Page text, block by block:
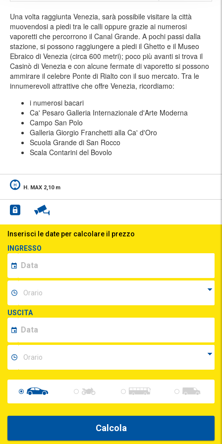
Una volta raggiunta Venezia, sarà possibile visitare la città
muovendosi a piedi tra le calli oppure grazie ai numerosi
vaporetti che percorrono il Canal Grande. A pochi passi dalla
stazione, si possono raggiungere a piedi il Ghetto e il Museo
Ebraico di Venezia (circa 600 metri); poco più avanti si trova il
Casinò di Venezia e con alcune fermate di vaporetto si possono
ammirare il celebre Ponte di Rialto con il suo mercato. Tra le
innumerevoli attrattive che offre Venezia, ricordiamo:
i numerosi bacari
Ca' Pesaro Galleria Internazionale d'Arte Moderna
Campo San Polo
Galleria Giorgio Franchetti alla Ca' d'Oro
Scuola Grande di San Rocco
Scala Contarini del Bovolo
H. MAX 2,10 m
Inserisci le date per calcolare il prezzo
INGRESSO
USCITA
Calcola